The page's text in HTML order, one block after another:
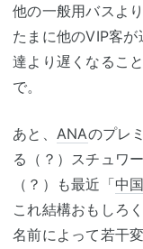
他の一般用バスよ
たまに他のVIP客
達より遅くなるこ
で。
あと、 ANAのプレ
る（？）スチュワ
（？）も最近「中
これ結構おもしろ
名前によって若干変